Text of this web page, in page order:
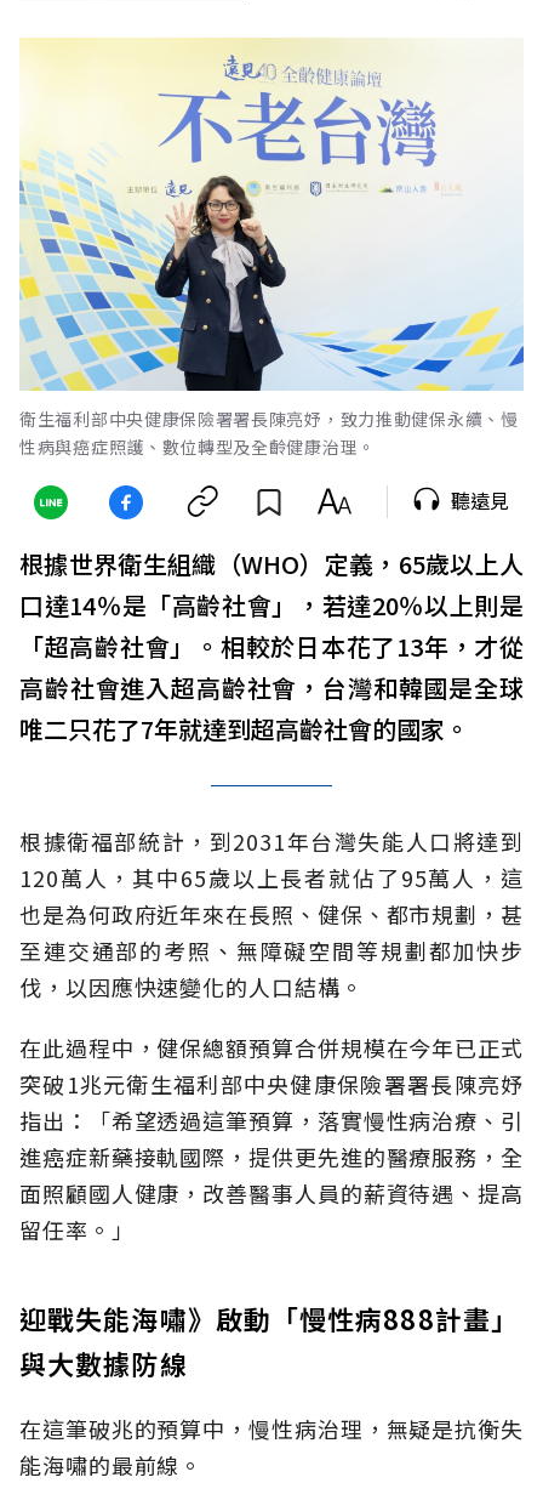
衛生福利部中央健康保險署署長陳亮妤，致力推動健保永續、慢
性病與癌症照護、數位轉型及全齡健康治理。
聽遠見
根據世界衛生組織（WHO）定義，65歲以上人
口達14％是「高齡社會」，若達20％以上則是
「超高齡社會」。相較於日本花了13年，才從
高齡社會進入超高齡社會，台灣和韓國是全球
唯二只花了7年就達到超高齡社會的國家。
根據衛福部統計，到2031年台灣失能人口將達到
120萬人，其中65歲以上長者就佔了95萬人，這
也是為何政府近年來在長照、健保、都市規劃，甚
至連交通部的考照、無障礙空間等規劃都加快步
伐，以因應快速變化的人口結構。
在此過程中，健保總額預算合併規模在今年已正式
突破1兆元衛生福利部中央健康保險署署長陳亮妤
指出：「希望透過這筆預算，落實慢性病治療、引
進癌症新藥接軌國際，提供更先進的醫療服務，全
面照顧國人健康，改善醫事人員的薪資待遇、提高
留任率。」
迎戰失能海嘯》啟動「慢性病888計畫」
與大數據防線
在這筆破兆的預算中，慢性病治理，無疑是抗衡失
能海嘯的最前線。